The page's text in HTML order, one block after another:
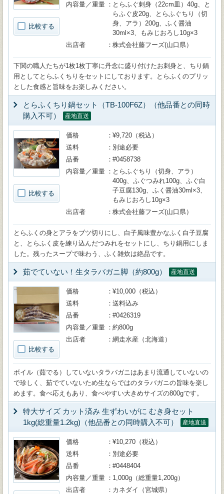
比較する
内容量／重量
とらふぐ刺身（22cm皿）40g、と
らふぐ皮20g、とらふぐちり（切
身、アラ）200g、ふく醤油
30ml×3、もみじおろし10g×3
出店者
株式会社藤フーズ(山口県）
下関の職人たちが1枚1枚丁寧に丹念に盛り付けたお刺身と、ちり鍋
用としてとらふくちりをセットにしております。とらふくのプリッ
とした食感と旨味をお楽しみください。
とらふくちり鍋セット（TB-100F6Z）（他品番との同時
購入不可）
産地直送
比較する
価格
¥9,720（税込）
送料
別途必要
品番
#0458738
内容量／重量
とらふぐちり（切身、アラ）
400g、ふぐつみれ100g、ふぐ白
子豆腐130g、ふく醤油30ml×3、
もみじおろし10g×3
出店者
株式会社藤フーズ(山口県）
とらふくの身とアラをブツ切りにし、白子風味豊かなふく白子豆腐
と、とらふく皮を練り込んだつみれをセットにし、ちり鍋用にしま
した。残ったスープで味わう、ふく雑炊は絶品です。
茹でていない！生タラバガニ脚（約800g） 産地直送
比較する
価格
¥10,000（税込）
送料
送料込み
品番
#0426319
内容量／重量
約800g
出店者
網走水産（北海道）
ボイル（茹でる）していないタラバガニはあまり流通していないの
で珍しく、茹でていないため生ならではのタラバガニの旨味を楽し
めます。食べ応えもあり、食べやすい大きめサイズの800gです。
特大サイズ カット済み 生ずわいがに むき身セット
1kg(総重量1.2kg)（他品番との同時購入不可）
産地直送
価格
¥10,270（税込）
送料
別途必要
品番
#0448404
内容量／重量
1,000g（総重量1,200g）
出店者
カネダイ（宮城県）